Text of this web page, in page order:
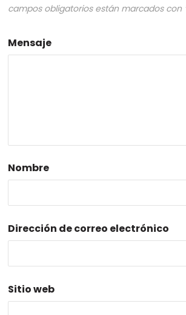
campos obligatorios están marcados con
Mensaje
Nombre
Dirección de correo electrónico
Sitio web